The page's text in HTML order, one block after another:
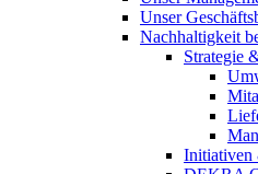
Unser
Nachhaltigkeit
Strategie
Initiativen